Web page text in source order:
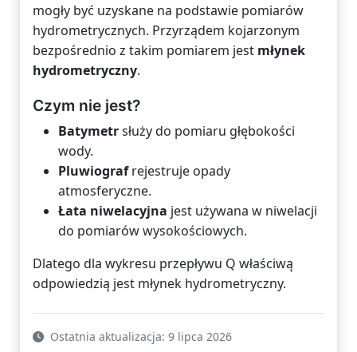
mogły być uzyskane na podstawie pomiarów
hydrometrycznych. Przyrządem kojarzonym
bezpośrednio z takim pomiarem jest młynek
hydrometryczny.
Czym nie jest?
Batymetrsłuży do pomiaru głębokości
wody.
Pluwiografrejestruje opady
atmosferyczne.
Łata niwelacyjna jest używana w niwelacji
do pomiarów wysokościowych.
Dlatego dla wykresu przepływu Q właściwą
odpowiedzią jest młynek hydrometryczny.
Ostatnia aktualizacja: 9 lipca 2026